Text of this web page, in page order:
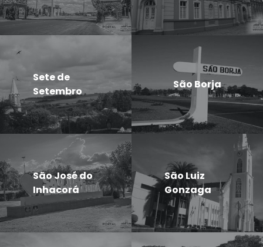
Sete de
Setembro
São Borja
São José do
Inhacorá
São Luiz
Gonzaga